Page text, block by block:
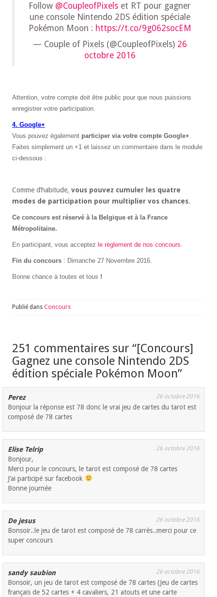
Follow @CoupleofPixels et RT pour gagner
une console Nintendo 2DS édition spéciale
Pokémon Moon : https://t.co/9g062socEM
— Couple of Pixels (@CoupleofPixels) 26
octobre 2016
Attention, votre compte doit être public pour que nous puissions
enregistrer votre participation.
4. Google+
Vous pouvez également participer via votre compte Google+
Faites simplement un +1 et laissez un commentaire dans le module
ci-dessous :
Comme d’habitude, vous pouvez cumuler les quatre
modes de participation pour multiplier vos chances.
Ce concours est réservé à la Belgique et à la France
Métropolitaine.
En participant, vous acceptez le règlement de nos concours
Fin du concours : Dimanche 27 Novembre 2016.
Bonne chance à toutes et tous !
Publié dans Concours
251 commentaires sur “[Concours]
Gagnez une console Nintendo 2DS
édition spéciale Pokémon Moon”
Perez 26 octobre 2016
Bonjour la réponse est 78 donc le vrai jeu de cartes du tarot est
composé de 78 cartes
Elise Telrip 26 octobre 2016
Bonjour,
Merci pour le concours, le tarot est composé de 78 cartes
J’ai participé sur facebook
Bonne journée
De jesus 26 octobre 2016
Bonsoir..le jeu de tarot est composé de 78 carrés..merci pour ce
super concours
sandy saubion 26 octobre 2016
Bonsoir, un jeu de tarot est composé de 78 cartes (Jeu de cartes
français de 52 cartes + 4 cavaliers, 21 atouts et une carte